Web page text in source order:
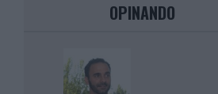
OPINANDO